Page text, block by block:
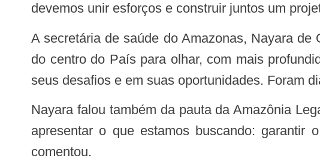
devemos unir esforços e construir juntos um
A secretária de saúde do Amazonas, Nayara de Oliveira, destacou a riqueza da experiência. “A grande conquista foi poder sair
do centro do País para olhar, com mais
seus desafios e em suas oportunidades. Foram
Nayara falou também da pauta da Amazônia Legal, um dos temas do encontro. “Conseguimos, a partir de provocações iniciais,
apresentar o que estamos buscando: garantir
comentou.